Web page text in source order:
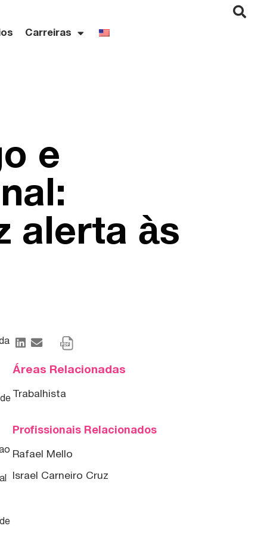
Carreiras
e
alerta às
Áreas Relacionadas
Trabalhista
Profissionais Relacionados
Rafael Mello
Israel Carneiro Cruz